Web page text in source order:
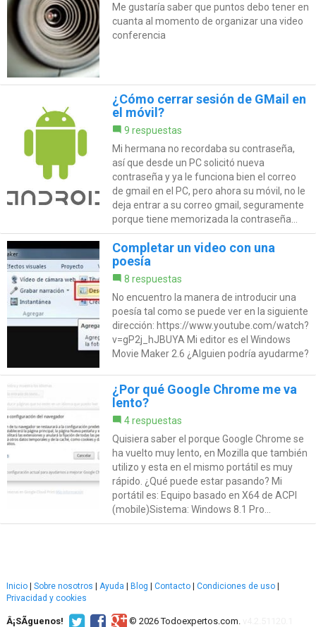
Me gustaría saber que puntos debo tener en
cuanta al momento de organizar una video
conferencia
¿Cómo cerrar sesión de GMail en
el móvil?
9 respuestas
Mi hermana no recordaba su contraseña,
así que desde un PC solicitó nueva
contraseña y ya le funciona bien el correo
de gmail en el PC, pero ahora su móvil, no le
deja entrar a su correo gmail, seguramente
porque tiene memorizada la contraseña...
Completar un video con una
poesía
8 respuestas
No encuentro la manera de introducir una
poesía tal como se puede ver en la siguiente
dirección: https://www.youtube.com/watch?
v=gP2j_hJBUYA Mi editor es el Windows
Movie Maker 2.6 ¿Alguien podría ayudarme?
¿Por qué Google Chrome me va
lento?
4 respuestas
Quisiera saber el porque Google Chrome se
ha vuelto muy lento, en Mozilla que también
utilizo y esta en el mismo portátil es muy
rápido. ¿Qué puede estar pasando? Mi
portátil es: Equipo basado en X64 de ACPI
(mobile)Sistema: Windows 8.1 Pro...
Inicio Sobre nosotros Ayuda Blog Contacto Condiciones de uso
Privacidad y cookies
Â¡SÃ­guenos! © 2026 Todoexpertos.com.